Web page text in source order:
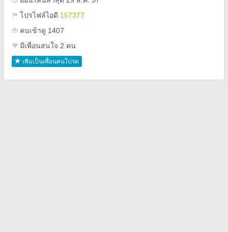
โปรไฟล์ไอดี 157377
คนเข้าดู 1407
มีเพื่อนสนใจ 2 คน
เพิ่มเป็นเพื่อนคนโปรด